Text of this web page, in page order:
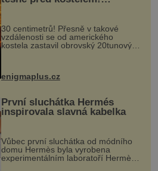
Ochránila ho boží síla?
30 centimetrů! Přesně v takové
vzdálenosti se od amerického
kostela zastavil obrovský 20tunový
...
enigmaplus.cz
První sluchátka Hermés
inspirovala slavná kabelka
Vůbec první sluchátka od módního
domu Hermès byla vyrobena
experimentálním laboratoří Hermès